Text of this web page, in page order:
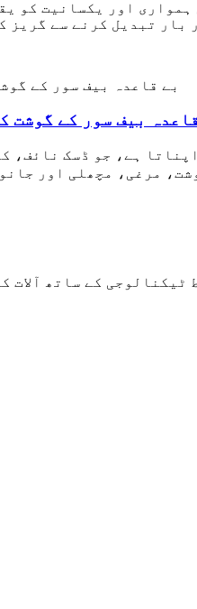
تبدیل کرنے سے گریز
بیف سور کے گوشت
ہے، جو ڈسک نائف،
مرغی، مچھلی اور